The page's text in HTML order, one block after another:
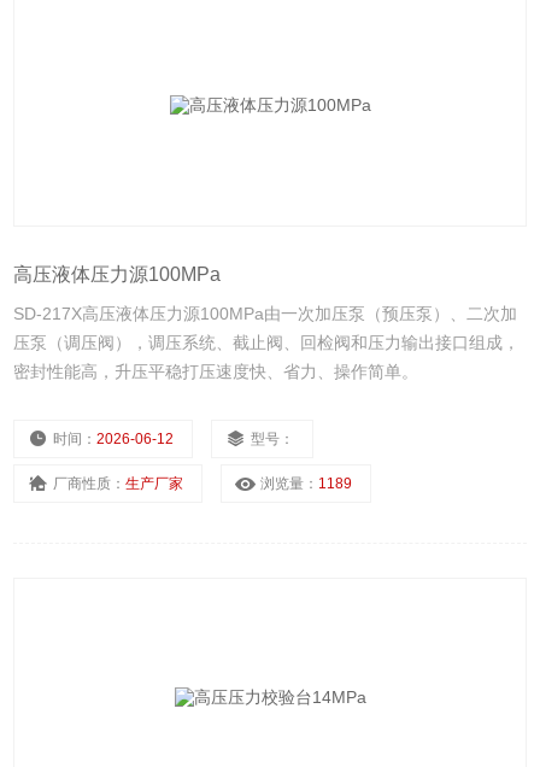
高压液体压力源100MPa
SD-217X高压液体压力源100MPa由一次加压泵（预压泵）、二次加
压泵（调压阀），调压系统、截止阀、回检阀和压力输出接口组成，
密封性能高，升压平稳打压速度快、省力、操作简单。
时间：2026-06-12 型号：
厂商性质：生产厂家 浏览量： 1189